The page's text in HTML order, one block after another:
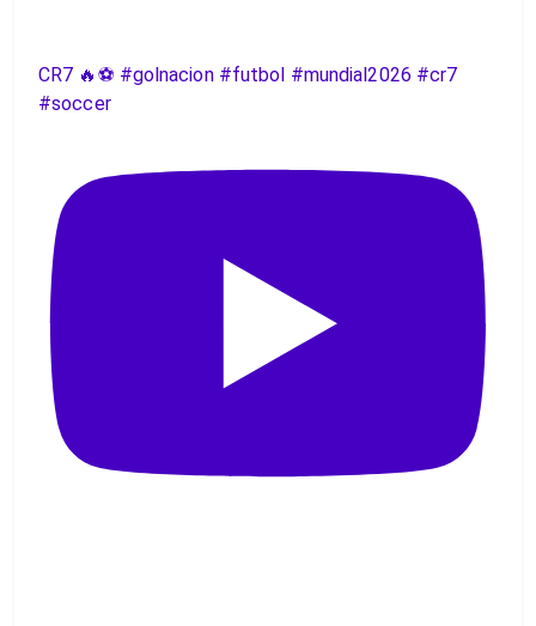
CR7 🔥⚽️ #golnacion #futbol #mundial2026 #cr7
#soccer